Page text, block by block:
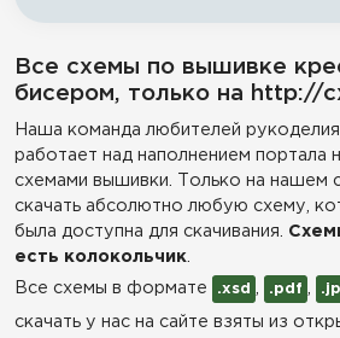
Все схемы по вышивке
бисером, только на http://
Наша команда любителей
работает над наполнением портала
схемами вышивки. Только на нашем
скачать абсолютно любую схему,
была доступна для скачивания.
есть колокольчик
Все схемы в формате
.xsd .pdf
скачать у нас на сайте взяты из